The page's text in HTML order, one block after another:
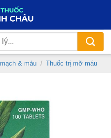
& máu / Thuốc trị mỡ máu